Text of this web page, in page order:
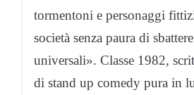
tormentoni e personaggi
società senza paura di
universali». Classe 1982,
di stand up comedy pura in